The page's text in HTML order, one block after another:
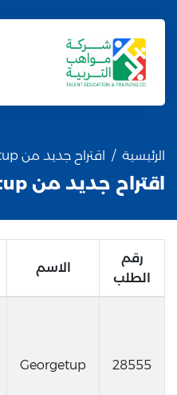
الرئيسية اقتراح جديد من Georgetup
اقتراح جديد من Georgetup
رقم
الطلب
الاسم
28555
Georgetup